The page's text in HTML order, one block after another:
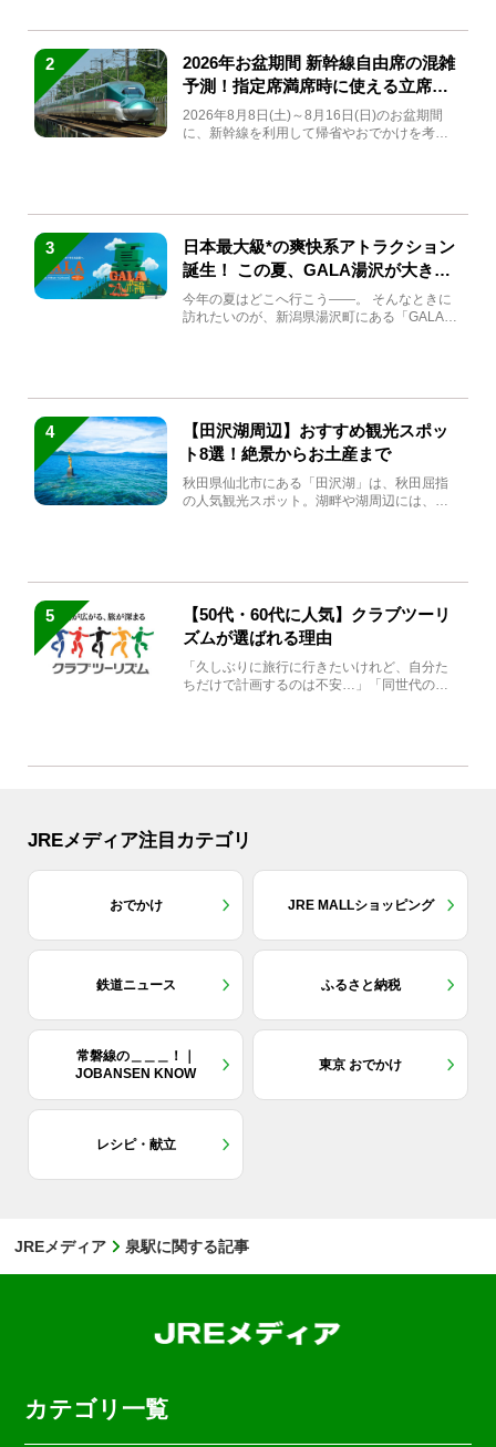
2
2026年お盆期間 新幹線自由席の混雑
予測！指定席満席時に使える立席特
急券も解説
2026年8月8日(土)～8月16日(日)のお盆期間
に、新幹線を利用して帰省やおでかけを考え
3
日本最大級*の爽快系アトラクション
誕生！ この夏、GALA湯沢が大きく
生まれ変わる
今年の夏はどこへ行こう――。 そんなときに
訪れたいのが、新潟県湯沢町にある「GALA湯
4
【田沢湖周辺】おすすめ観光スポッ
ト8選！絶景からお土産まで
秋田県仙北市にある「田沢湖」は、秋田屈指
の人気観光スポット。湖畔や湖周辺には、田
5
【50代・60代に人気】クラブツーリ
ズムが選ばれる理由
「久しぶりに旅行に行きたいけれど、自分た
ちだけで計画するのは不安…」「同世代の方
JREメディア注目カテゴリ
おでかけ JRE MALLショッピング
鉄道ニュース ふるさと納税
常磐線の＿＿＿！｜
JOBANSEN KNOW
東京 おでかけ
レシピ・献立
JREメディア 泉駅に関する記事
カテゴリ一覧